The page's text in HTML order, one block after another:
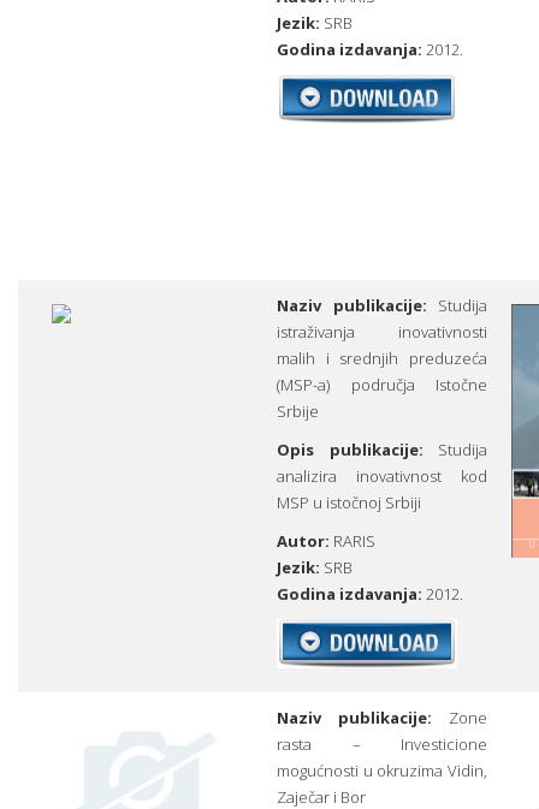
Jezik: SRB
Godina izdavanja: 2012.
Naziv publikacije: Studija
istraživanja inovativnosti
malih i srednjih preduzeća
(MSP-a) područja Istočne
Srbije
Opis publikacije: Studija
analizira inovativnost kod
MSP u istočnoj Srbiji
Autor: RARIS
Jezik: SRB
Godina izdavanja: 2012.
Naziv publikacije: Zone
rasta – Investicione
mogućnosti u okruzima Vidin,
Zaječar i Bor